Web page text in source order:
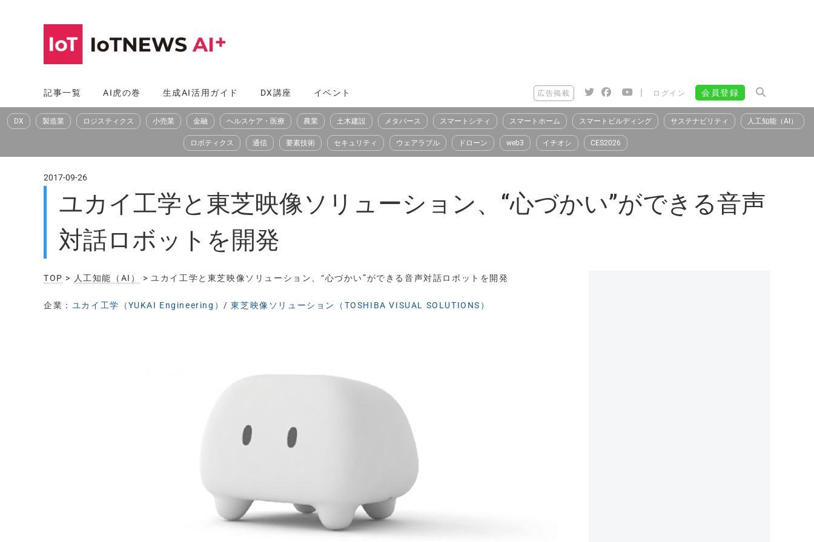
へ
ス
記事一覧 AI虎の巻 生成AI活用ガイド DX講座 イベント 広告掲載 | ログイン 会員登録
DX 製造業 ロジスティクス 小売業 金融 ヘルスケア・医療 農業 土木建設 メタバース スマートシティ スマートホーム スマートビルディング サステナビリティ 人工知能（AI）
ロボティクス 通信 要素技術 セキュリティ ウェアラブル ドローン web3 イチオシ CES2026
2017-09-26
ユカイ工学と東芝映像ソリューション、“心づかい”ができる音声
対話ロボットを開発
TOP > 人工知能（AI） > ユカイ工学と東芝映像ソリューション、“心づかい”ができる音声対話ロボットを開発
企業： ユカイ工学（YUKAI Engineering） /東芝映像ソリューション（TOSHIBA VISUAL SOLUTIONS）